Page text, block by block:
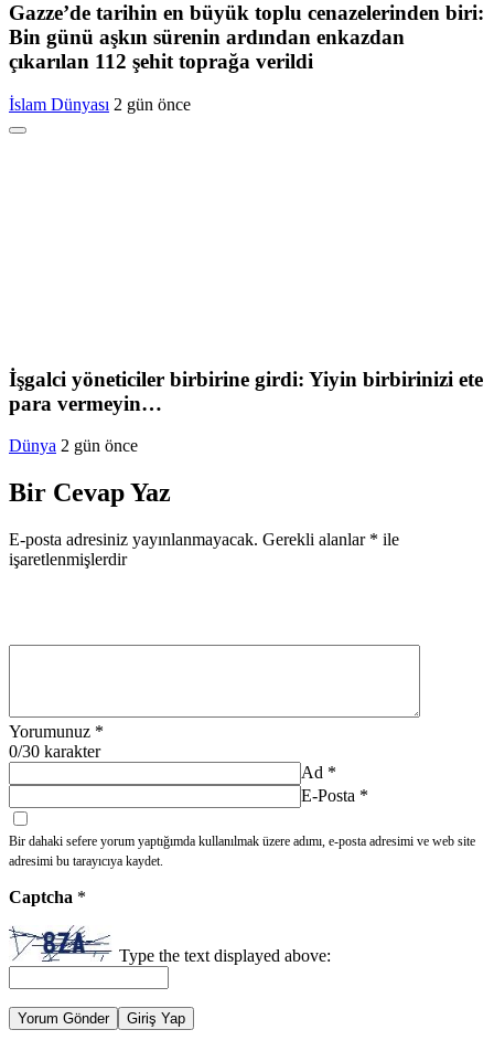
Gazze’de tarihin en büyük toplu cenazelerinden biri:
Bin günü aşkın sürenin ardından enkazdan
çıkarılan 112 şehit toprağa verildi
İslam Dünyası 2 gün önce
İşgalci yöneticiler birbirine girdi: Yiyin birbirinizi ete
para vermeyin…
Dünya 2 gün önce
Bir Cevap Yaz
E-posta adresiniz yayınlanmayacak. Gerekli alanlar * ile
işaretlenmişlerdir
Yorumunuz *
0/30 karakter
Ad *
E-Posta *
Bir dahaki sefere yorum yaptığımda kullanılmak üzere adımı, e-posta adresimi ve web site
adresimi bu tarayıcıya kaydet.
Captcha *
Type the text displayed above:
Yorum Gönder Giriş Yap